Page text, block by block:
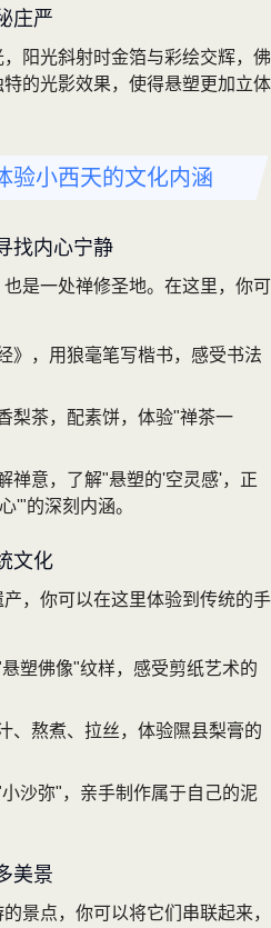
庄严
阳光斜射时金箔与彩绘交辉，佛
的光影效果，使得悬塑更加立体
验小西天的文化内涵
找内心宁静
是一处禅修圣地。在这里，你可
》，用狼毫笔写楷书，感受书法
梨茶，配素饼，体验"禅茶一
禅意，了解"悬塑的'空灵感'，正
'"的深刻内涵。
文化
，你可以在这里体验到传统的手
塑佛像"纹样，感受剪纸艺术的
、熬煮、拉丝，体验隰县梨膏的
沙弥"，亲手制作属于自己的泥
美景
景点，你可以将它们串联起来，